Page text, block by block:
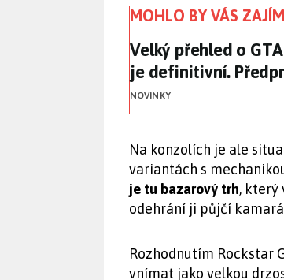
MOHLO BY VÁS
Velký přehled o
Velký přehled o
je definitivní.
NOVINKY
Na konzolích je ale
variantách s
je tu bazarový trh, který
odehrání ji půjčí
Rozhodnutím Rockstar
vnímat jako velkou